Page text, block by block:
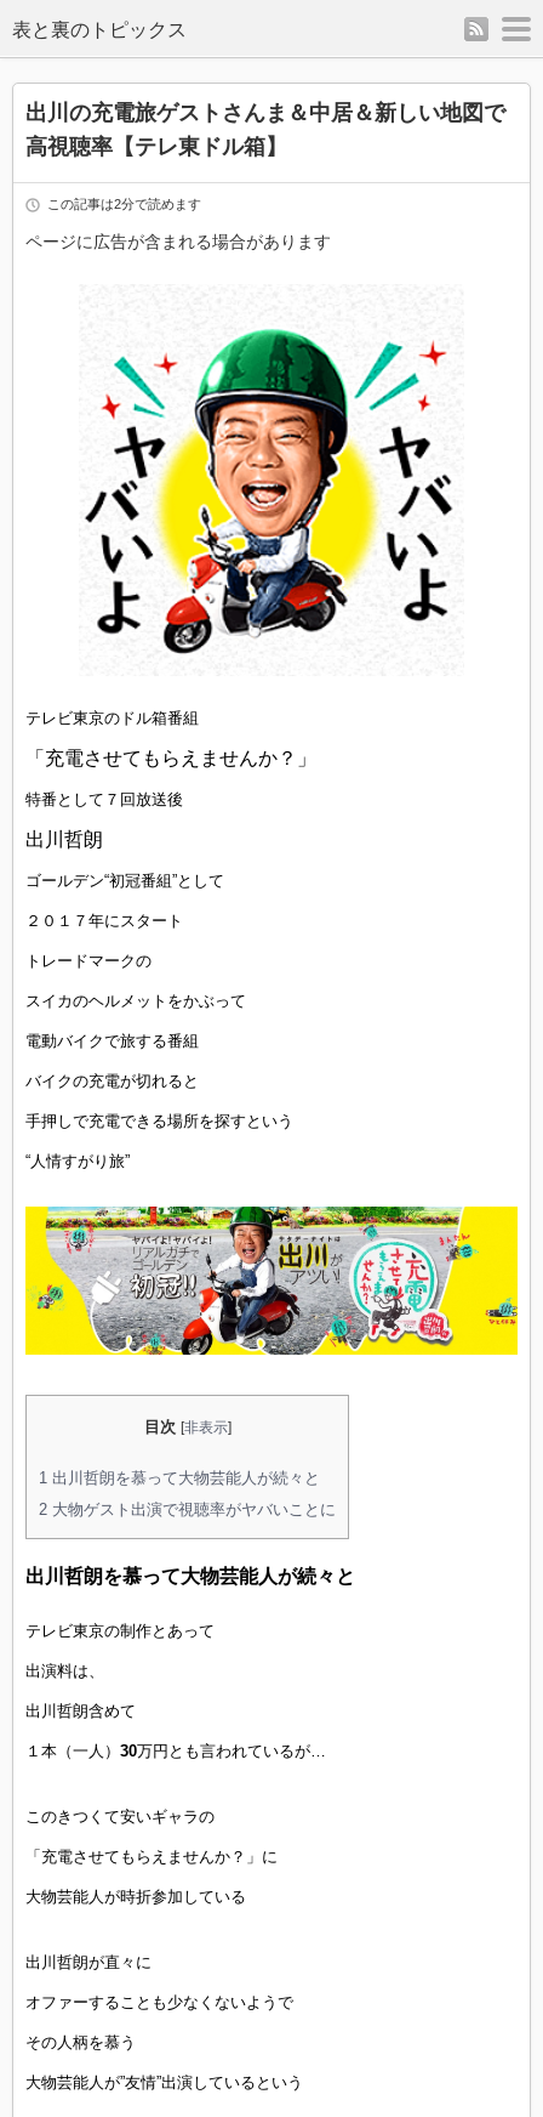
表と裏のトピックス rss
出川の充電旅ゲストさんま＆中居＆新しい地図で
高視聴率【テレ東ドル箱】
この記事は2分で読めます
ページに広告が含まれる場合があります
テレビ東京のドル箱番組
「充電させてもらえませんか？」
特番として７回放送後
出川哲朗
ゴールデン“初冠番組”として
２０１７年にスタート
トレードマークの
スイカのヘルメットをかぶって
電動バイクで旅する番組
バイクの充電が切れると
手押しで充電できる場所を探すという
“人情すがり旅”
目次 [非表示]
1 出川哲朗を慕って大物芸能人が続々と
2 大物ゲスト出演で視聴率がヤバいことに
出川哲朗を慕って大物芸能人が続々と
テレビ東京の制作とあって
出演料は、
出川哲朗含めて
１本（一人） 30万円とも言われているが…
このきつくて安いギャラの
「充電させてもらえませんか？」に
大物芸能人が時折参加している
出川哲朗が直々に
オファーすることも少なくないようで
その人柄を慕う
大物芸能人が”友情”出演しているという